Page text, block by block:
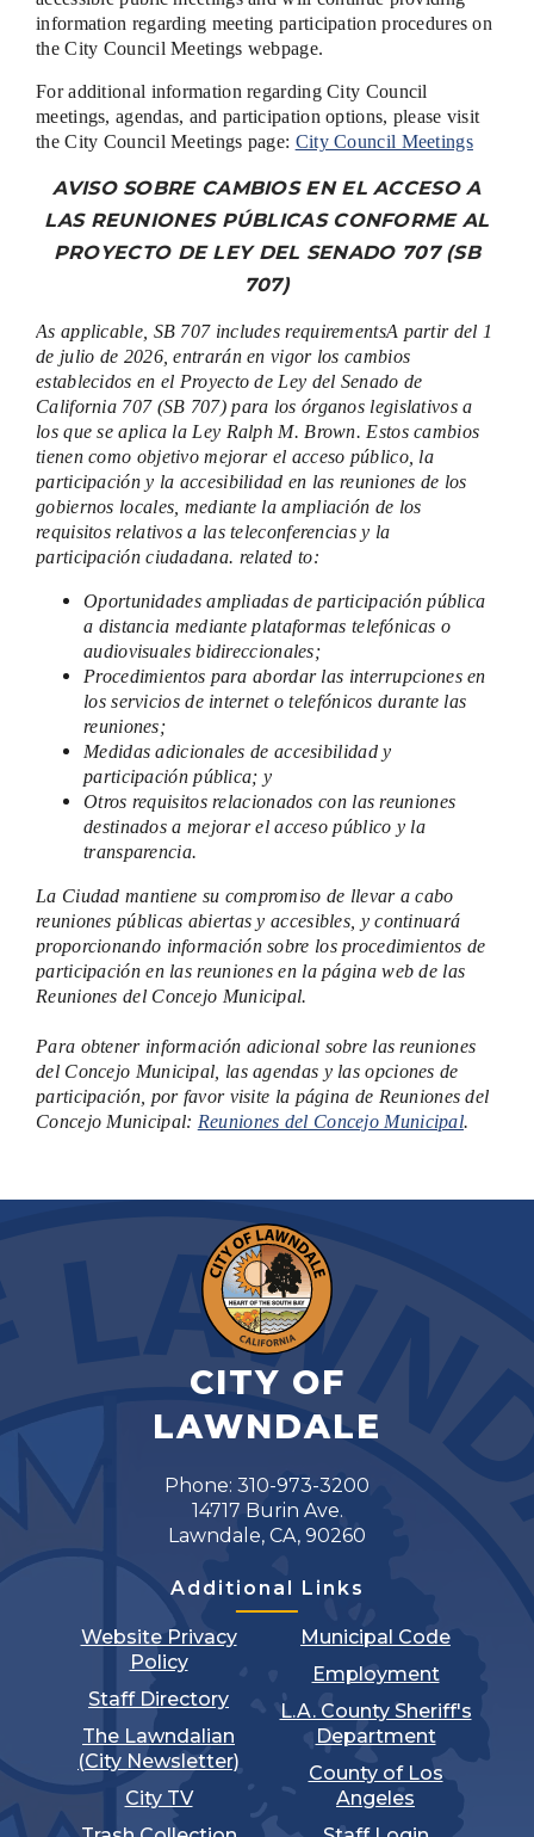
information regarding meeting participation procedures on
the City Council Meetings webpage.
For additional information regarding City Council
meetings, agendas, and participation options, please visit
the City Council Meetings page: City Council Meetings
AVISO SOBRE CAMBIOS EN EL ACCESO A
LAS REUNIONES PÚBLICAS CONFORME AL
PROYECTO DE LEY DEL SENADO 707 (SB
707)
As applicable, SB 707 includes requirementsA partir del 1
de julio de 2026, entrarán en vigor los cambios
establecidos en el Proyecto de Ley del Senado de
California 707 (SB 707) para los órganos legislativos a
los que se aplica la Ley Ralph M. Brown. Estos cambios
tienen como objetivo mejorar el acceso público, la
participación y la accesibilidad en las reuniones de los
gobiernos locales, mediante la ampliación de los
requisitos relativos a las teleconferencias y la
participación ciudadana. related to:
Oportunidades ampliadas de participación pública
a distancia mediante plataformas telefónicas o
audiovisuales bidireccionales;
Procedimientos para abordar las interrupciones en
los servicios de internet o telefónicos durante las
reuniones;
Medidas adicionales de accesibilidad y
participación pública; y
Otros requisitos relacionados con las reuniones
destinados a mejorar el acceso público y la
transparencia.
La Ciudad mantiene su compromiso de llevar a cabo
reuniones públicas abiertas y accesibles, y continuará
proporcionando información sobre los procedimientos de
participación en las reuniones en la página web de las
Reuniones del Concejo Municipal.
Para obtener información adicional sobre las reuniones
del Concejo Municipal, las agendas y las opciones de
participación, por favor visite la página de Reuniones del
Concejo Municipal: Reuniones del Concejo Municipal.
CITY OF
LAWNDALE
Phone: 310-973-3200
14717 Burin Ave.
Lawndale, CA, 90260
Additional Links
Website Privacy
Policy
Staff Directory
The Lawndalian
(City Newsletter)
City TV
Municipal Code
Employment
L.A. County Sheriff's
Department
County of Los
Angeles